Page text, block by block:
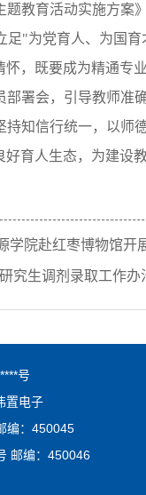
题教育活动实施方案
"为党育人、为国
，既要成为精通专
署会，引导教师准
知信行统一，以师
育人生态，为建设
院赴红枣博物馆开
究生调剂录取工作办
号
置电子
编：450045
邮编：450046